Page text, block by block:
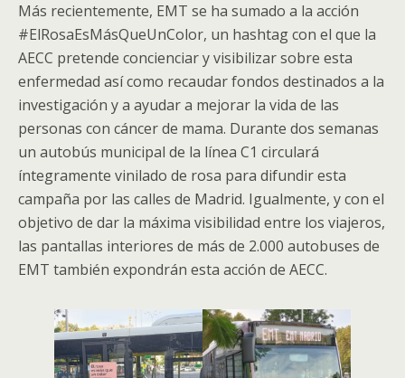
Más recientemente, EMT se ha sumado a la acción
#ElRosaEsMásQueUnColor, un hashtag con el que la
AECC pretende concienciar y visibilizar sobre esta
enfermedad así como recaudar fondos destinados a la
investigación y a ayudar a mejorar la vida de las
personas con cáncer de mama. Durante dos semanas
un autobús municipal de la línea C1 circulará
íntegramente vinilado de rosa para difundir esta
campaña por las calles de Madrid. Igualmente, y con el
objetivo de dar la máxima visibilidad entre los viajeros,
las pantallas interiores de más de 2.000 autobuses de
EMT también expondrán esta acción de AECC.